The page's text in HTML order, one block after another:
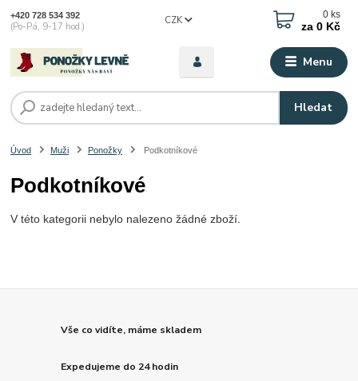
Menu
CZK
Hledat
+420 728 534 392
(Po-Pá, 9-17 hod.)
0 ks
za 0 Kč
Úvod Muži Ponožky Podkotníkové
Podkotníkové
V této kategorii nebylo nalezeno žádné zboží.
Vše co vidíte, máme skladem
Expedujeme do 24 hodin